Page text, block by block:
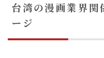
台湾の漫画業界関
ージ